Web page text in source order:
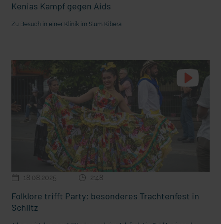
Kenias Kampf gegen Aids
Zu Besuch in einer Klinik im Slum Kibera
18.08.2025 2:48
Folklore trifft Party: besonderes Trachtenfest in
Schlitz